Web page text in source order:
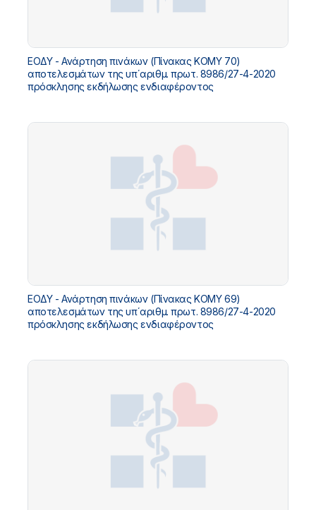
ΕΟΔΥ - Ανάρτηση πινάκων (Πίνακας ΚΟΜΥ 70)
αποτελεσμάτων της υπ΄αριθμ. πρωτ. 8986/27-4-2020
πρόσκλησης εκδήλωσης ενδιαφέροντος
ΕΟΔΥ - Ανάρτηση πινάκων (Πίνακας ΚΟΜΥ 69)
αποτελεσμάτων της υπ΄αριθμ. πρωτ. 8986/27-4-2020
πρόσκλησης εκδήλωσης ενδιαφέροντος